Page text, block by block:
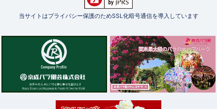
当サイトはプライバシー保護のためSSL化暗号通信を導入しています